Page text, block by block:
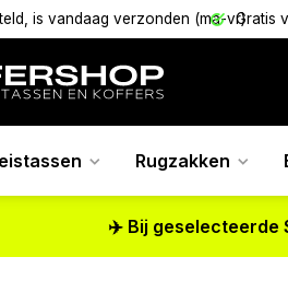
is vandaag verzonden (ma-vr)Gratis
Rugzakken
✈️ Bij geselecteerde